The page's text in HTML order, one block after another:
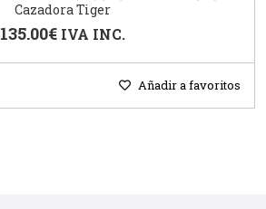
Cazadora Tiger
135.00€ IVA INC.
Añadir a favoritos